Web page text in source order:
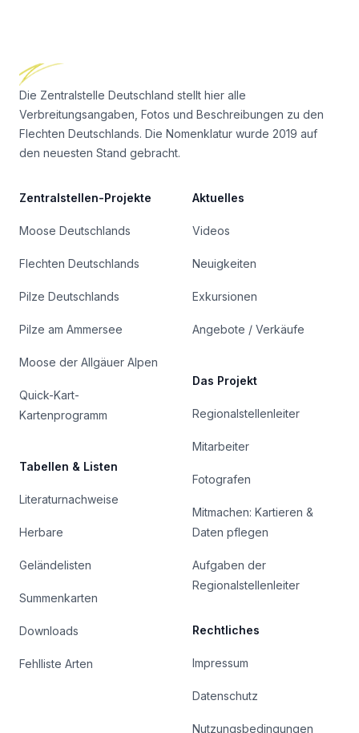
Die Zentralstelle Deutschland stellt hier alle
Verbreitungsangaben, Fotos und Beschreibungen zu den
Flechten Deutschlands. Die Nomenklatur wurde 2019 auf
den neuesten Stand gebracht.
Zentralstellen-Projekte
Moose Deutschlands
Flechten Deutschlands
Pilze Deutschlands
Pilze am Ammersee
Moose der Allgäuer Alpen
Quick-Kart-
Kartenprogramm
Tabellen & Listen
Literaturnachweise
Herbare
Geländelisten
Summenkarten
Downloads
Fehlliste Arten
Aktuelles
Videos
Neuigkeiten
Exkursionen
Angebote / Verkäufe
Das Projekt
Regionalstellenleiter
Mitarbeiter
Fotografen
Mitmachen: Kartieren &
Daten pflegen
Aufgaben der
Regionalstellenleiter
Rechtliches
Impressum
Datenschutz
Nutzungsbedingungen